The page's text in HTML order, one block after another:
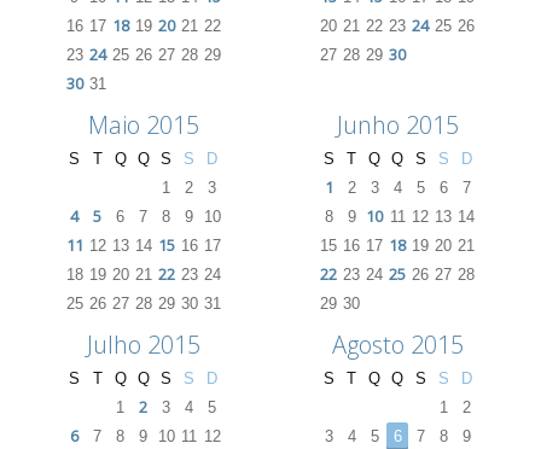
16 17 18 19 20 21 22
23 24 25 26 27 28 29
30 31
20 21 22 23 24 25 26
27 28 29 30
Maio 2015
S T Q Q S S
D
1
2 3
4 5 6 7 8 9 10
11 12 13 14 15 16 17
18 19 20 21 22 23 24
25 26 27 28 29 30 31
Junho 2015
S T Q Q S S D
1 2 3 4 5 6
7
8
9 10 11 12 13 14
15 16 17 18 19 20 21
22 23 24 25 26 27 28
29 30
Julho 2015
S T Q Q S S
D
1
2 3 4 5
6 7 8 9 10 11 12
Agosto 2015
S T Q Q S S
D
1
2
3
4 5 6 7 8 9